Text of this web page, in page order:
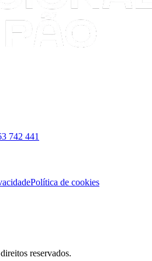
742 441
Política de cookies
reservados.